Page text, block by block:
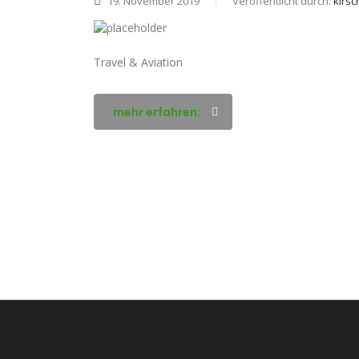
Travel & Aviation
mehr erfahren: